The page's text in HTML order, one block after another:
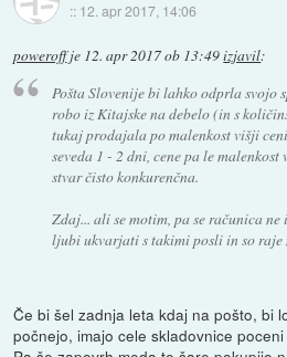
:: 12. apr 2017, 14:06
poweroffje 12. apr 2017 ob 13:49izjavil:
Pošta Slovenije bi lahko odprla svojo
robo iz Kitajske na debelo (in s
tukaj prodajala po malenkost višji
seveda 1 - 2 dni, cene pa le
stvar čisto konkurenčna.
Zdaj... ali se motim, pa se računica ne
ljubi ukvarjati s takimi posli in so raje
Če bi šel zadnja leta kdaj na pošto, bi
počnejo, imajo cele skladovnice